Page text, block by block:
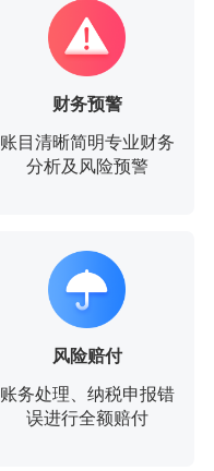
财务预警
账目清晰简明专业财务
分析及风险预警
风险赔付
账务处理、纳税申报错
误进行全额赔付